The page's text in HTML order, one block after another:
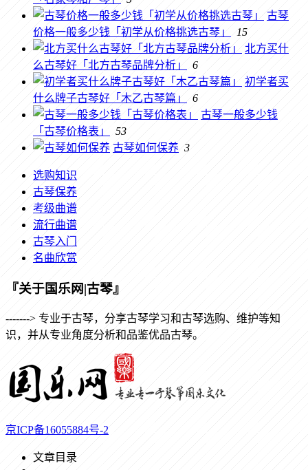
古琴
价格一般多少钱「初学从价格挑选古琴」
15
北方买什
么古琴好「北方古琴品牌分析」
6
初学者买
什么牌子古琴好「木乙古琴篇」
6
古琴一般多少钱
「古琴价格表」
53
古琴如何保养 3
选购知识
古琴保养
考级曲谱
流行曲谱
古琴入门
名曲欣赏
『关于国乐网|古琴』
-------> 专业于古琴，分享古琴学习和古琴选购、维护等知
识，并从专业角度分析和品鉴优品古琴。
京ICP备16055884号-2
文章目录